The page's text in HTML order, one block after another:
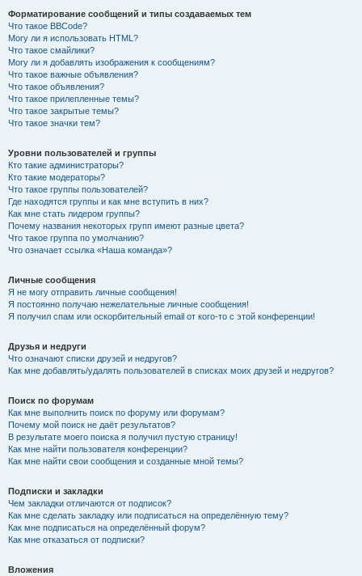
Форматирование сообщений и типы создаваемых тем
Что такое BBCode?
Могу ли я использовать HTML?
Что такое смайлики?
Могу ли я добавлять изображения к сообщениям?
Что такое важные объявления?
Что такое объявления?
Что такое прилепленные темы?
Что такое закрытые темы?
Что такое значки тем?
Уровни пользователей и группы
Кто такие администраторы?
Кто такие модераторы?
Что такое группы пользователей?
Где находятся группы и как мне вступить в них?
Как мне стать лидером группы?
Почему названия некоторых групп имеют разные цвета?
Что такое группа по умолчанию?
Что означает ссылка «Наша команда»?
Личные сообщения
Я не могу отправить личные сообщения!
Я постоянно получаю нежелательные личные сообщения!
Я получил спам или оскорбительный email от кого-то с этой конференции!
Друзья и недруги
Что означают списки друзей и недругов?
Как мне добавлять/удалять пользователей в списках моих друзей и недругов?
Поиск по форумам
Как мне выполнить поиск по форуму или форумам?
Почему мой поиск не даёт результатов?
В результате моего поиска я получил пустую страницу!
Как мне найти пользователя конференции?
Как мне найти свои сообщения и созданные мной темы?
Подписки и закладки
Чем закладки отличаются от подписок?
Как мне сделать закладку или подписаться на определённую тему?
Как мне подписаться на определённый форум?
Как мне отказаться от подписки?
Вложения